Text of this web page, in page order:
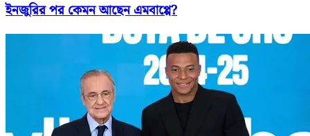
ইনজুরির পর কেমন আছেন এমবাপ্পে?